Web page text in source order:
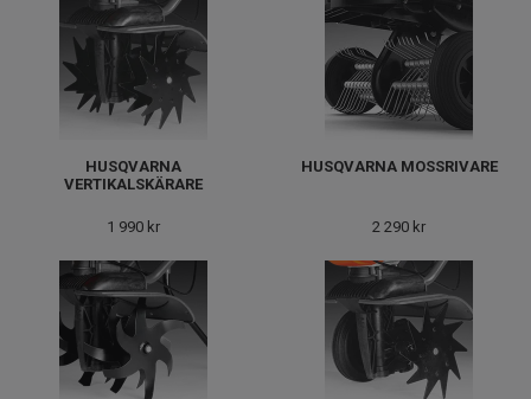
HUSQVARNA
VERTIKALSKÄRARE
1 990 kr
HUSQVARNA MOSSRIVARE
2 290 kr